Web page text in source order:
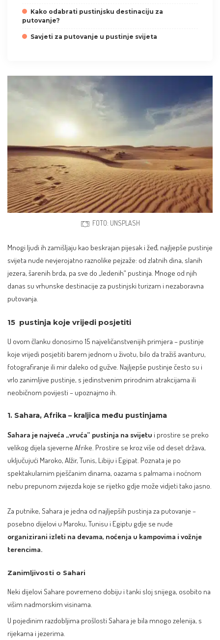
Kako odabrati pustinjsku destinaciju za
putovanje?
Savjeti za putovanje u pustinje svijeta
FOTO: UNSPLASH
Mnogi ljudi ih zamišljaju kao beskrajan pijesak i žeđ, najljepše pustinje
svijeta nude nevjerojatno raznolike pejzaže: od zlatnih dina, slanih
jezera, šarenih brda, pa sve do „ledenih“ pustinja. Mnoge od njih
danas su vrhunske destinacije za pustinjski turizam i nezaboravna
putovanja.
15 pustinja koje vrijedi posjetiti
U ovom članku donosimo 15 najveličanstvenijih primjera – pustinje
koje vrijedi posjetiti barem jednom u životu, bilo da tražiš avanturu,
fotografiranje ili mir daleko od gužve. Najljepše pustinje često su i
vrlo zanimljive pustinje, s jedinstvenim prirodnim atrakcijama ili
neobičnom povijesti – upoznajmo ih.
1. Sahara, Afrika – kraljica među pustinjama
Sahara je najveća „vruća“ pustinja na svijetu i prostire se preko
velikog dijela sjeverne Afrike. Prostire se kroz više od deset država,
uključujući Maroko, Alžir, Tunis, Libiju i Egipat. Poznata je po
spektakularnim pješčanim dinama, oazama s palmama i noćnom
nebu prepunom zvijezda koje se rijetko gdje može vidjeti tako jasno.
Za putnike, Sahara je jedna od najljepših pustinja za putovanje –
posebno dijelovi u Maroku, Tunisu i Egiptu gdje se nude
organizirani izleti na devama, noćenja u kampovima i vožnje
terencima.
Zanimljivosti o Sahari
Neki dijelovi Sahare povremeno dobiju i tanki sloj snijega, osobito na
višim nadmorskim visinama.
U pojedinim razdobljima prošlosti Sahara je bila mnogo zelenija, s
rijekama i jezerima.